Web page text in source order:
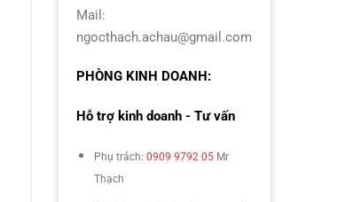
Mail:
ngocthach.achau@gmail.com
PHÒNG KINH DOANH:
Hỗ trợ kinh doanh - Tư vấn
Phụ trách: 0909 9792 05 Mr
Thạch